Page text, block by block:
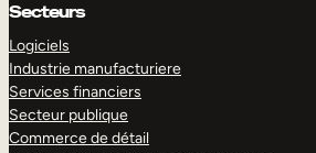
Secteurs
Logiciels
Industrie manufacturiere
Services financiers
Secteur publique
Commerce de détail